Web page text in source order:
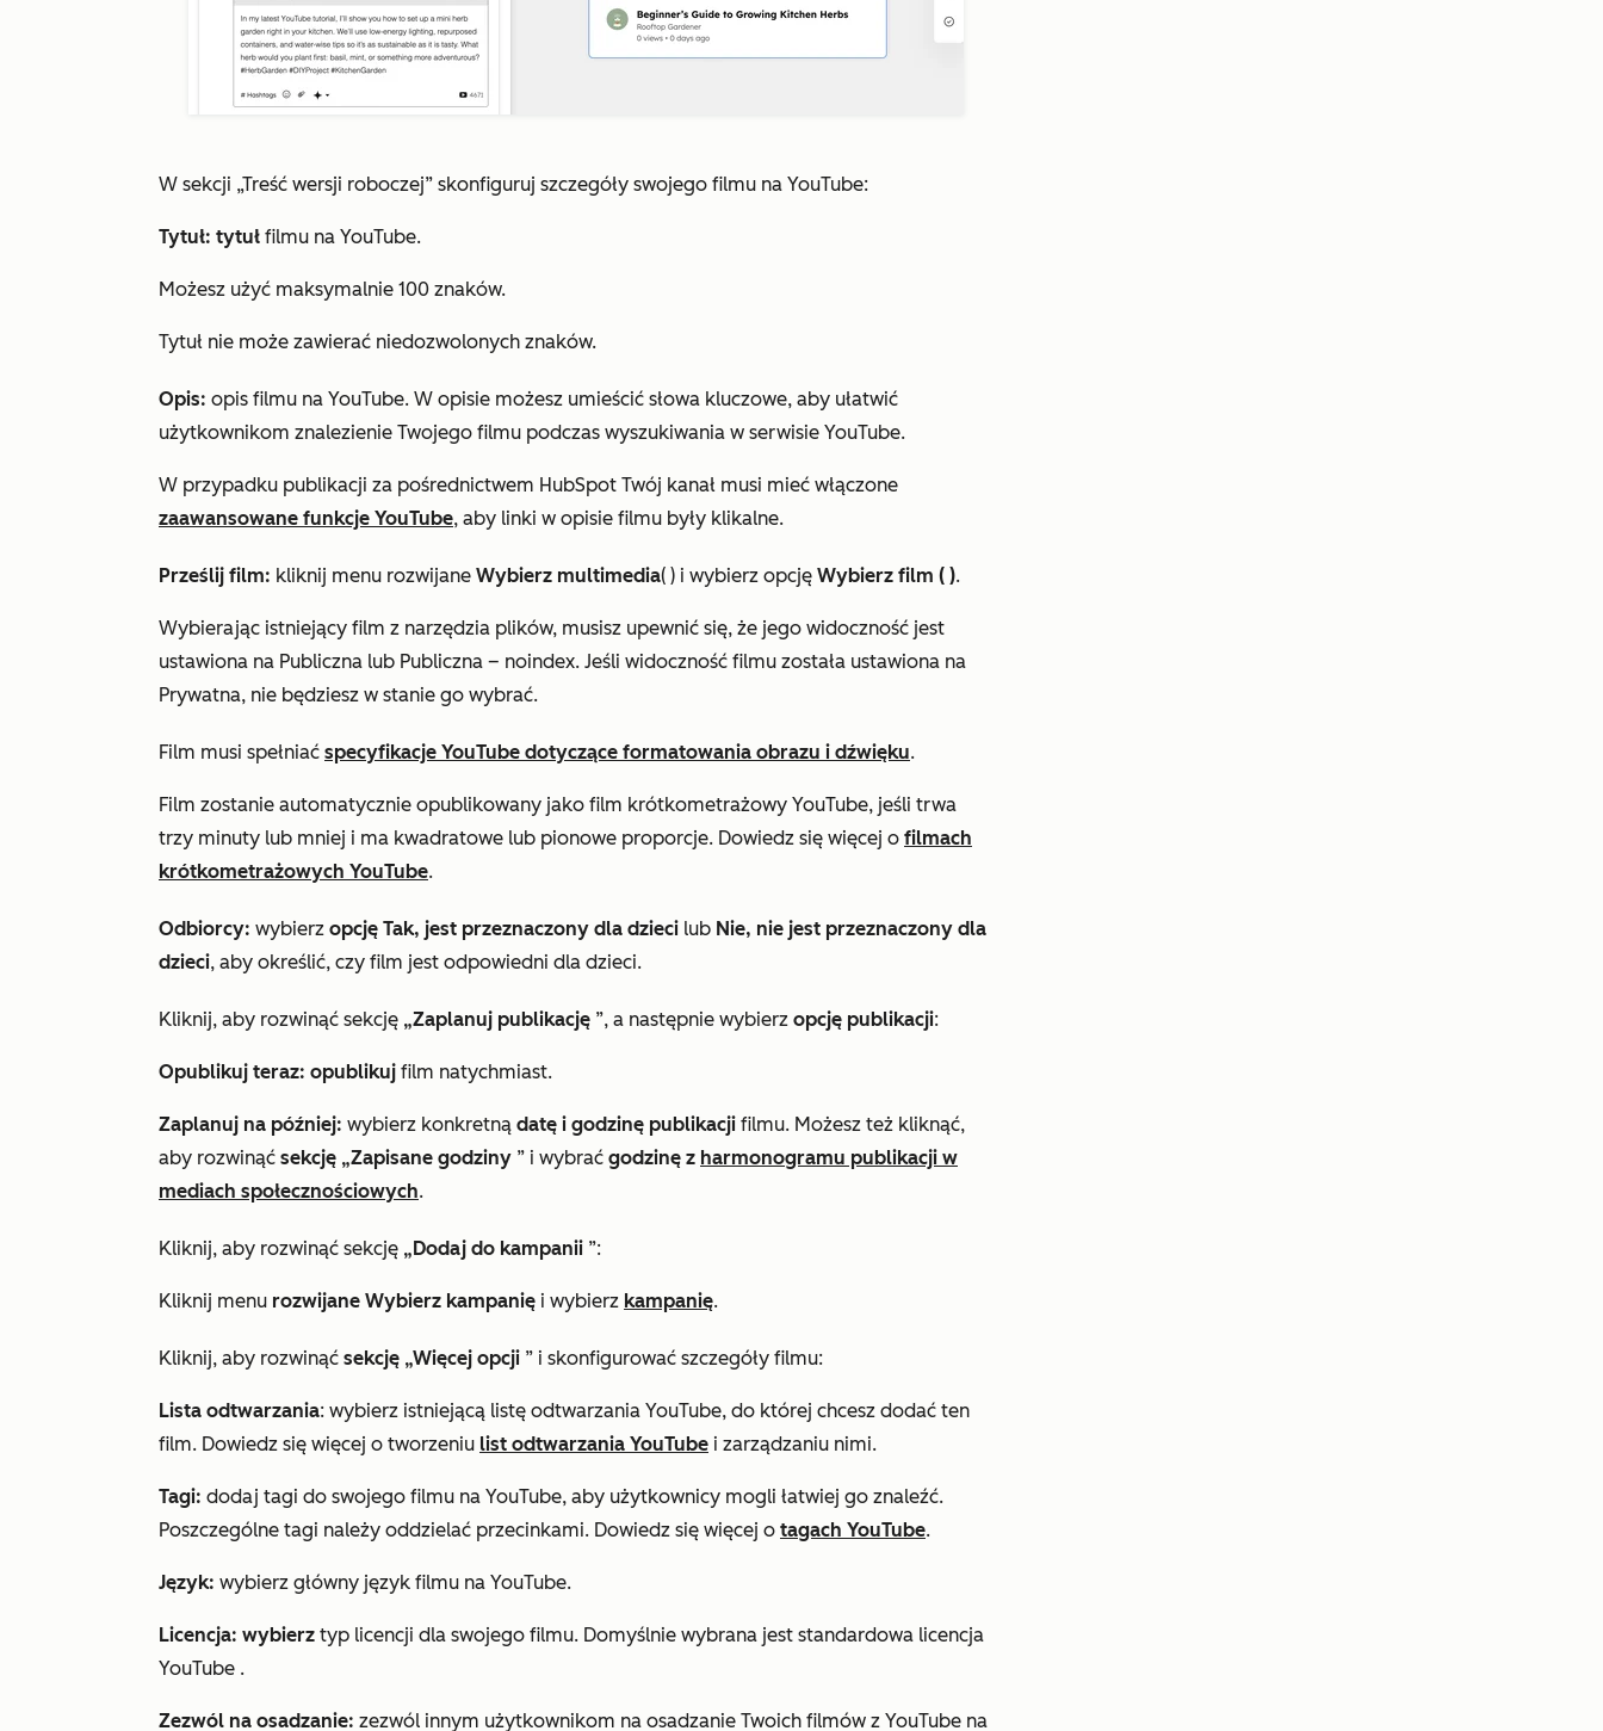
W sekcji „Treść wersji roboczej” skonfiguruj szczegóły swojego filmu na YouTube:
Tytuł: tytuł filmu na YouTube.
Możesz użyć maksymalnie 100 znaków.
Tytuł nie może zawierać niedozwolonych znaków.
Opis: opis filmu na YouTube. W opisie możesz umieścić słowa kluczowe, aby ułatwić
użytkownikom znalezienie Twojego filmu podczas wyszukiwania w serwisie YouTube.
W przypadku publikacji za pośrednictwem HubSpot Twój kanał musi mieć włączone
zaawansowane funkcje YouTube, aby linki w opisie filmu były klikalne.
Prześlij film: kliknij menu rozwijane Wybierz multimedia( ) i wybierz opcję Wybierz film ( ).
Wybierając istniejący film z narzędzia plików, musisz upewnić się, że jego widoczność jest
ustawiona na Publiczna lub Publiczna – noindex. Jeśli widoczność filmu została ustawiona na
Prywatna, nie będziesz w stanie go wybrać.
Film musi spełniać specyfikacje YouTube dotyczące formatowania obrazu i dźwięku.
Film zostanie automatycznie opublikowany jako film krótkometrażowy YouTube, jeśli trwa
trzy minuty lub mniej i ma kwadratowe lub pionowe proporcje. Dowiedz się więcej o filmach
krótkometrażowych YouTube.
Odbiorcy: wybierz opcję Tak, jest przeznaczony dla dzieci lub Nie, nie jest przeznaczony dla
dzieci, aby określić, czy film jest odpowiedni dla dzieci.
Kliknij, aby rozwinąć sekcję „Zaplanuj publikację ”, a następnie wybierz opcję publikacji:
Opublikuj teraz: opublikuj film natychmiast.
Zaplanuj na później: wybierz konkretną datę i godzinę publikacji filmu. Możesz też kliknąć,
aby rozwinąć sekcję „Zapisane godziny ” i wybrać godzinę z harmonogramu publikacji w
mediach społecznościowych.
Kliknij, aby rozwinąć sekcję „Dodaj do kampanii ”:
Kliknij menu rozwijane Wybierz kampanię i wybierz kampanię.
Kliknij, aby rozwinąć sekcję „Więcej opcji ” i skonfigurować szczegóły filmu:
Lista odtwarzania: wybierz istniejącą listę odtwarzania YouTube, do której chcesz dodać ten
film. Dowiedz się więcej o tworzeniu list odtwarzania YouTube i zarządzaniu nimi.
Tagi: dodaj tagi do swojego filmu na YouTube, aby użytkownicy mogli łatwiej go znaleźć.
Poszczególne tagi należy oddzielać przecinkami. Dowiedz się więcej o tagach YouTube.
Język: wybierz główny język filmu na YouTube.
Licencja: wybierz typ licencji dla swojego filmu. Domyślnie wybrana jest standardowa licencja
YouTube .
Zezwól na osadzanie: zezwól innym użytkownikom na osadzanie Twoich filmów z YouTube na